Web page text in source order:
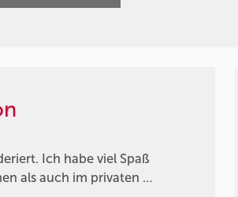
Ich habe viel Spaß
als auch im privaten …